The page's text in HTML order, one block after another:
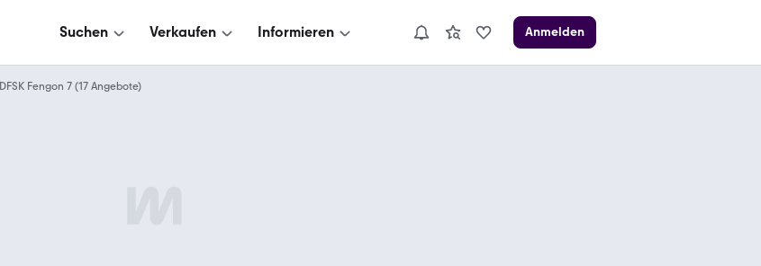
Suchen Verkaufen Informieren Anmelden
DFSK Fengon 7 (17 Angebote)